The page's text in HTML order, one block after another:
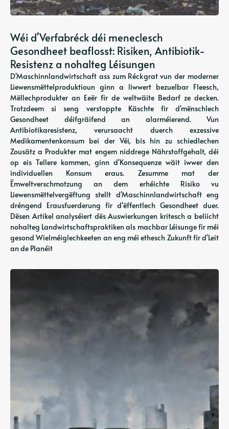
Wéi d'Verfabréck déi meneclesch
Gesondheet beaflosst: Risiken, Antibiotik-
Resistenz a nohalteg Léisungen
D'Maschinnlandwirtschaft ass zum Réckgrat vun der moderner
Liewensmëttelproduktioun ginn a liwwert bezuelbar Fleesch,
Mëllechprodukter an Eeër fir de weltwäite Bedarf ze decken.
Trotzdeem si seng verstoppte Käschte fir d'mënschlech
Gesondheet déifgräifend an alarméierend. Vun
Antibiotikaresistenz, verursaacht duerch exzessive
Medikamentenkonsum bei der Véi, bis hin zu schiedlechen
Zousätz a Produkter mat engem niddrege Nährstoffgehalt, déi
op eis Tellere kommen, ginn d'Konsequenze wäit iwwer den
individuellen Konsum eraus. Zesumme mat der
Ëmweltverschmotzung an dem erhéichte Risiko vu
Liewensmëttelvergëftung stellt d'Maschinnlandwirtschaft eng
dréngend Erausfuerderung fir d'ëffentlech Gesondheet duer.
Dësen Artikel analyséiert dës Auswierkungen kritesch a beliicht
nohalteg Landwirtschaftspraktiken als machbar Léisunge fir méi
gesond Wielméiglechkeeten an eng méi ethesch Zukunft fir d'Leit
an de Planéit